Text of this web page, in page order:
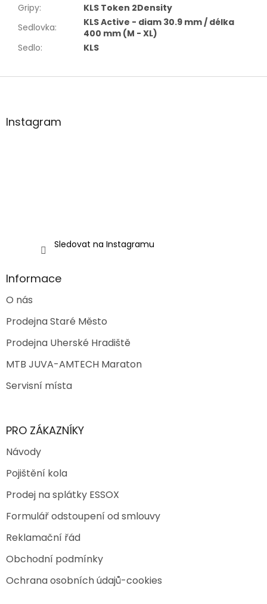
Gripy:
KLS Token 2Density
Sedlovka:
KLS Active - diam 30.9 mm / délka
400 mm (M - XL)
Sedlo: KLS
Z
aInstagram
Sledovat na Instagramu
Informace
O nás
Prodejna Staré Město
Prodejna Uherské Hradiště
MTB JUVA-AMTECH Maraton
Servisní místa
PRO ZÁKAZNÍKY
Návody
Pojištění kola
Prodej na splátky ESSOX
Formulář odstoupení od smlouvy
Reklamační řád
Obchodní podmínky
Ochrana osobních údajů-cookies